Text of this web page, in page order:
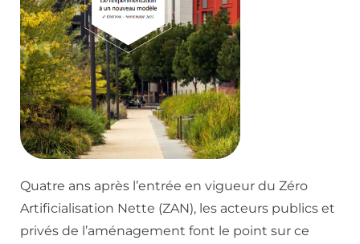
Quatre ans après l’entrée en vigueur du Zéro
Artificialisation Nette (ZAN), les acteurs publics et
privés de l’aménagement font le point sur ce